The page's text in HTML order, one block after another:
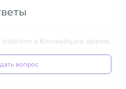
в ближайшее время.
вопрос